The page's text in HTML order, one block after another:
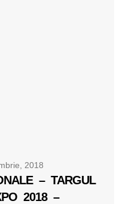
2018
– TARGUL
2018 –